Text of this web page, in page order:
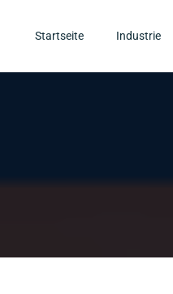
Startseite Industrie